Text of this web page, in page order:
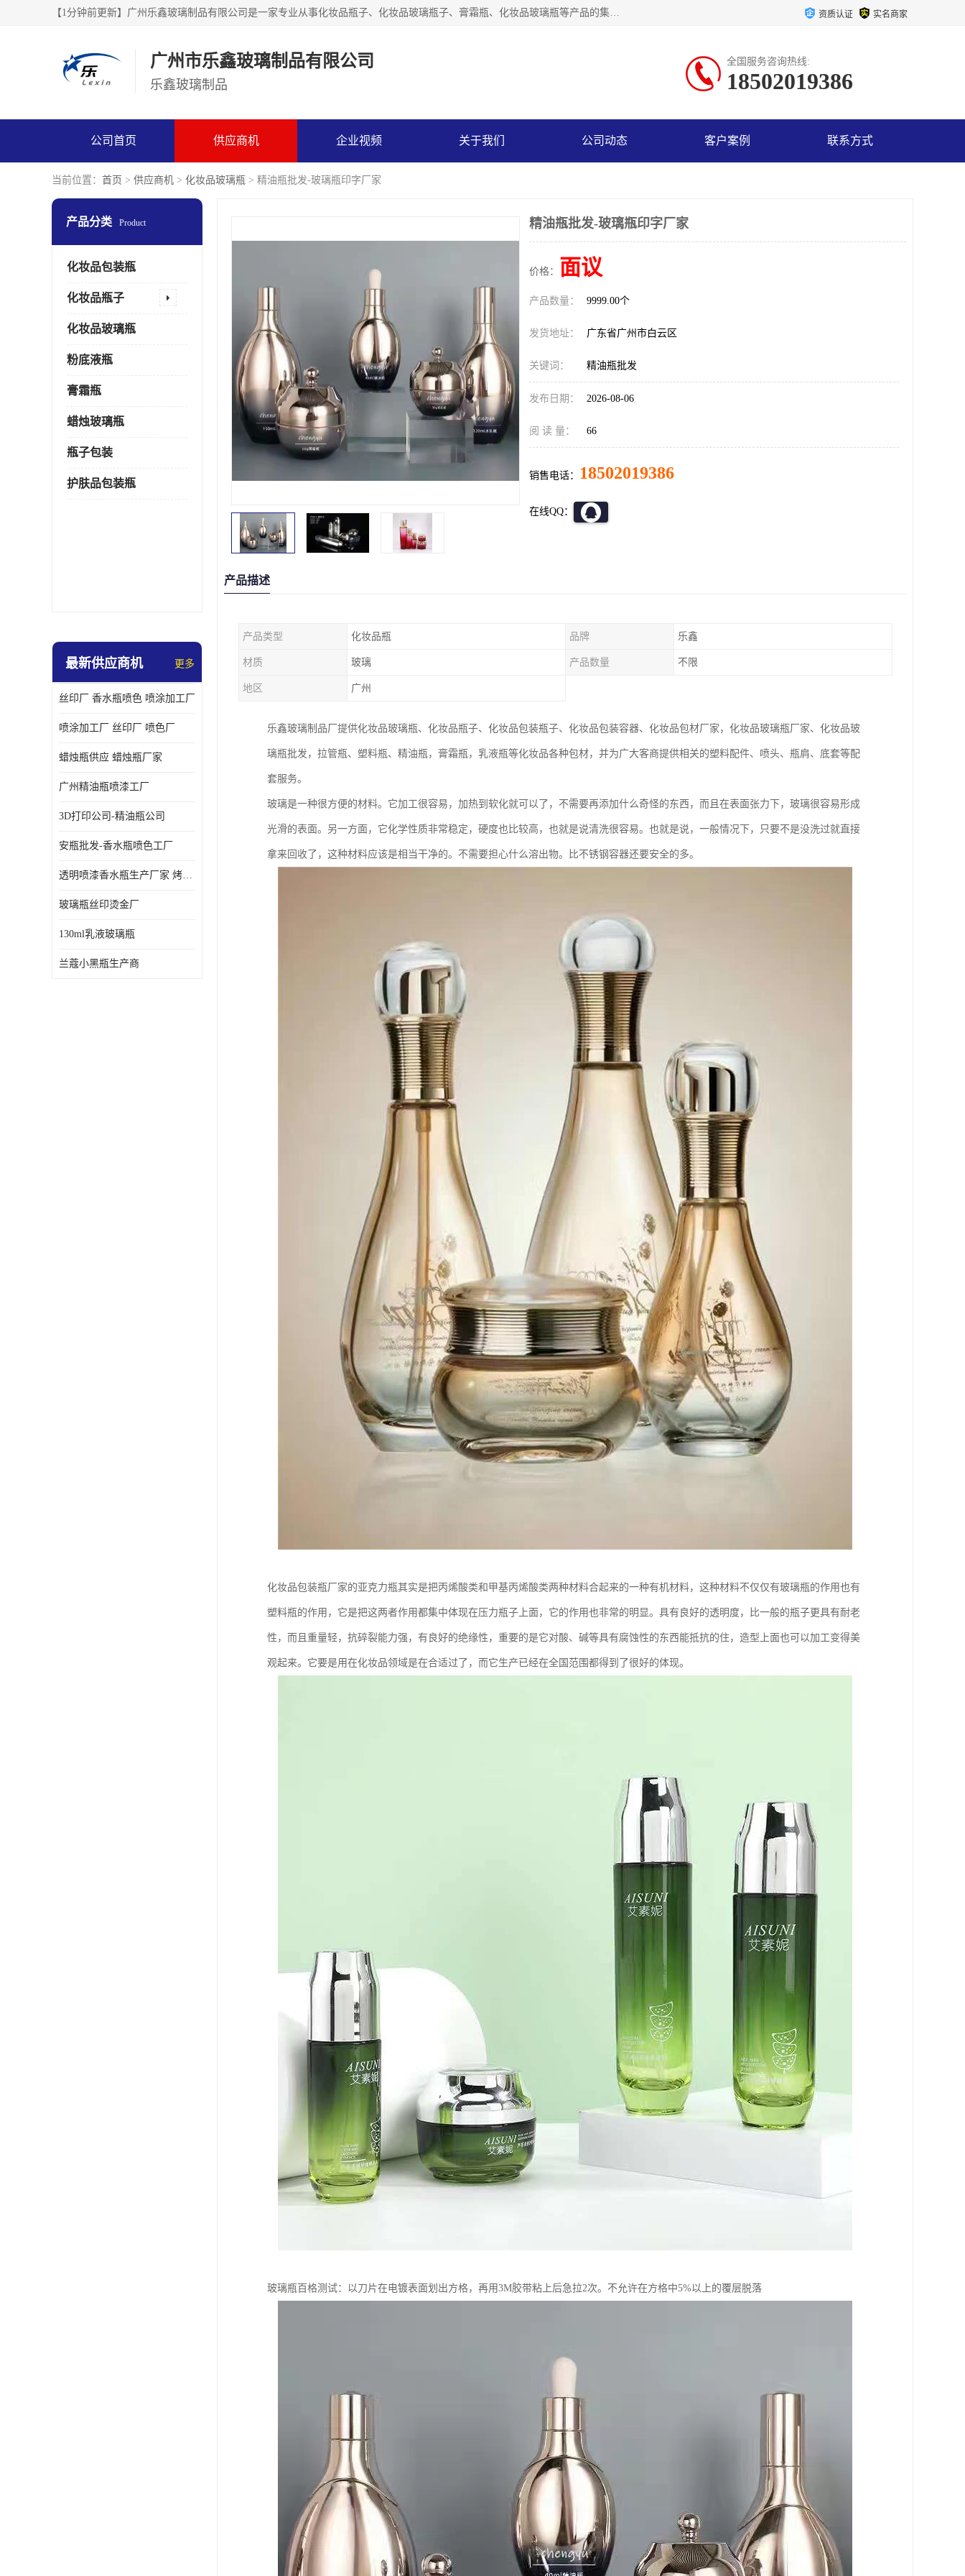
【1分钟前更新】广州乐鑫玻璃制品有限公司是一家专业从事化妆品瓶子、化妆品玻璃瓶子、膏霜瓶、化妆品玻璃瓶等产品的集开发研制、生产、销售于一体的实业型玻璃制品生产企业。产品从设计、开模、试样、生产、蒙砂、抛光、喷涂、高低温单色及多色印刷，烫金（银）到交货实现一条龙服务。 资质认证 实名商家
广州市乐鑫玻璃制品有限公司
乐鑫玻璃制品
全国服务咨询热线:
18502019386
公司首页 供应商机 企业视频 关于我们 公司动态 客户案例 联系方式
当前位置： 首页 > 供应商机 > 化妆品玻璃瓶 > 精油瓶批发-玻璃瓶印字厂家
产品分类 Product
化妆品包装瓶
化妆品瓶子
化妆品玻璃瓶
粉底液瓶
膏霜瓶
蜡烛玻璃瓶
瓶子包装
护肤品包装瓶
最新供应商机 更多
丝印厂 香水瓶喷色 喷涂加工厂
喷涂加工厂 丝印厂 喷色厂
蜡烛瓶供应 蜡烛瓶厂家
广州精油瓶喷漆工厂
3D打印公司-精油瓶公司
安瓶批发-香水瓶喷色工厂
透明喷漆香水瓶生产厂家 烤漆抛光香水瓶厂家
玻璃瓶丝印烫金厂
130ml乳液玻璃瓶
兰蔻小黑瓶生产商
精油瓶批发-玻璃瓶印字厂家
价格： 面议
产品数量： 9999.00个
发货地址： 广东省广州市白云区
关键词： 精油瓶批发
发布日期： 2026-08-06
阅 读 量： 66
销售电话： 18502019386
在线QQ：
产品描述
产品类型 化妆品瓶 品牌 乐鑫
材质 玻璃 产品数量 不限
地区 广州
乐鑫玻璃制品厂提供化妆品玻璃瓶、化妆品瓶子、化妆品包装瓶子、化妆品包装容器、化妆品包材厂家，化妆品玻璃瓶厂家、化妆品玻
璃瓶批发，拉管瓶、塑料瓶、精油瓶，膏霜瓶，乳液瓶等化妆品各种包材，并为广大客商提供相关的塑料配件、喷头、瓶肩、底套等配
套服务。
玻璃是一种很方便的材料。它加工很容易，加热到软化就可以了，不需要再添加什么奇怪的东西，而且在表面张力下，玻璃很容易形成
光滑的表面。另一方面，它化学性质非常稳定，硬度也比较高，也就是说清洗很容易。也就是说，一般情况下，只要不是没洗过就直接
拿来回收了，这种材料应该是相当干净的。不需要担心什么溶出物。比不锈钢容器还要安全的多。
化妆品包装瓶厂家的亚克力瓶其实是把丙烯酸类和甲基丙烯酸类两种材料合起来的一种有机材料，这种材料不仅仅有玻璃瓶的作用也有
塑料瓶的作用，它是把这两者作用都集中体现在压力瓶子上面，它的作用也非常的明显。具有良好的透明度，比一般的瓶子更具有耐老
性，而且重量轻，抗碎裂能力强，有良好的绝缘性，重要的是它对酸、碱等具有腐蚀性的东西能抵抗的住，造型上面也可以加工变得美
观起来。它要是用在化妆品领域是在合适过了，而它生产已经在全国范围都得到了很好的体现。
玻璃瓶百格测试：以刀片在电镀表面划出方格，再用3M胶带粘上后急拉2次。不允许在方格中5%以上的覆层脱落